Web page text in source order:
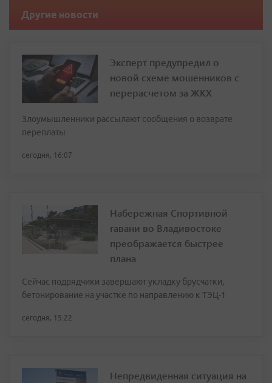
Другие новости
Эксперт предупредил о
новой схеме мошенников с
перерасчетом за ЖКХ
Злоумышленники рассылают сообщения о возврате
переплаты
сегодня, 16:07
Набережная Спортивной
гавани во Владивостоке
преображается быстрее
плана
Сейчас подрядчики завершают укладку брусчатки,
бетонирование на участке по направлению к ТЭЦ-1
сегодня, 15:22
Непредвиденная ситуация на